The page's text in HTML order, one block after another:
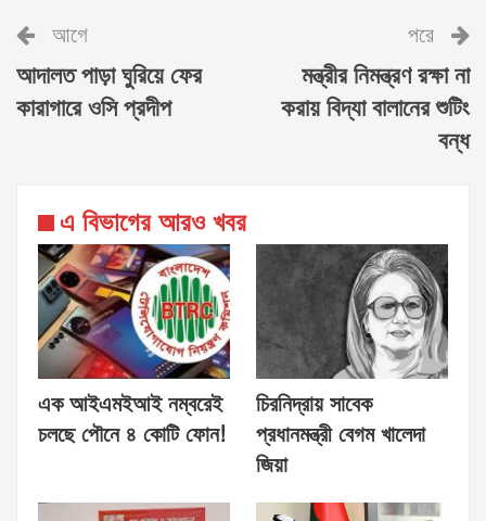
আগে
আদালত পাড়া ঘুরিয়ে ফের
কারাগারে ওসি প্রদীপ
পরে
মন্ত্রীর নিমন্ত্রণ রক্ষা না
করায় বিদ্যা বালানের শুটিং
বন্ধ
এ বিভাগের আরও খবর
এক আইএমইআই নম্বরেই
চলছে পৌনে ৪ কোটি ফোন!
চিরনিদ্রায় সাবেক
প্রধানমন্ত্রী বেগম খালেদা
জিয়া